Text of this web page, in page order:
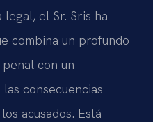
el Sr. Sris ha
combina un profundo
con un
consecuencias
acusados. Está